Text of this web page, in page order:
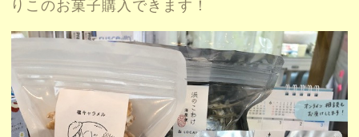
りこのお菓子購入できます！